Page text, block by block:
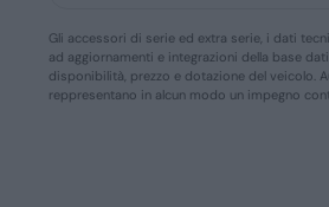
Gli accessori di serie ed extra serie, i dati
ad aggiornamenti e integrazioni della base
disponibilità, prezzo e dotazione del veicolo.
reppresentano in alcun modo un impegno